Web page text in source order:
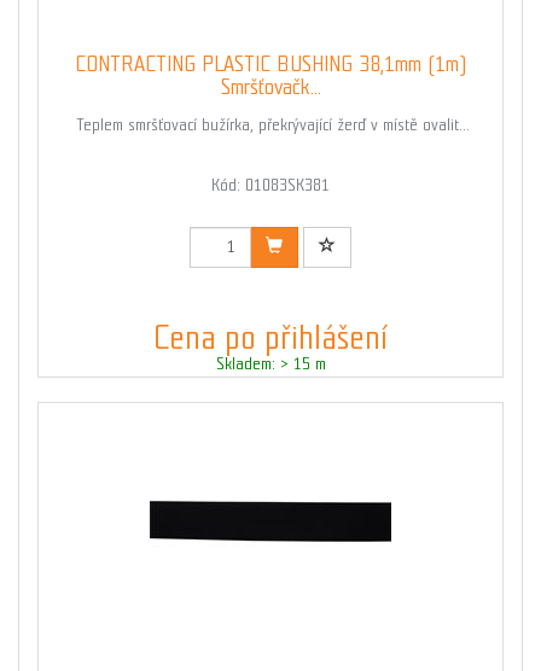
CONTRACTING PLASTIC BUSHING 38,1mm (1m)
Smršťovačk...
Teplem smršťovací bužírka, překrývající žerď v místě ovalit...
Kód: 01083SK381
Cena po přihlášení
Skladem: > 15 m